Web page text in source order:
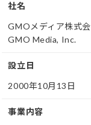
社名
GMOメディア株式
GMO Media, Inc.
設立日
2000年10月13日
事業内容